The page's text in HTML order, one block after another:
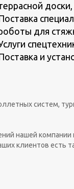
для
и
систем,
нашей
клиентов есть